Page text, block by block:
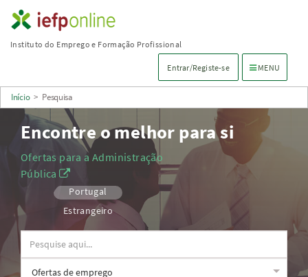
Saltar
para
principal
Instituto do Emprego e Formação Profissional
Entrar/Registe-se Menu de
MENU
Início > Pesquisa
Encontre o melhor para si
Ofertas para a Administração
Pública
Portugal
Estrangeiro
Observações